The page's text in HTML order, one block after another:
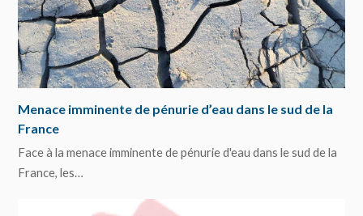
Menace imminente de pénurie d’eau dans le sud de la
France
Face à la menace imminente de pénurie d'eau dans le sud de la
France, les…